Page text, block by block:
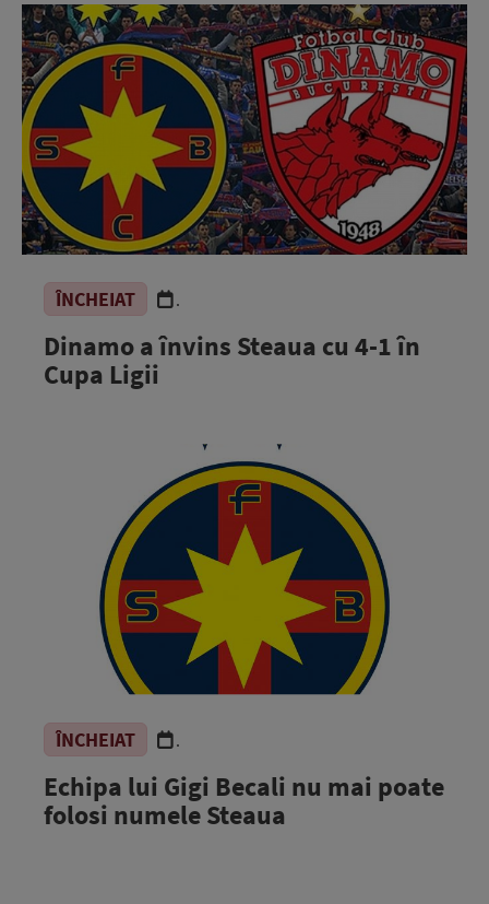
ÎNCHEIAT .
Dinamo a învins Steaua cu 4-1 în
Cupa Ligii
ÎNCHEIAT .
Echipa lui Gigi Becali nu mai poate
folosi numele Steaua